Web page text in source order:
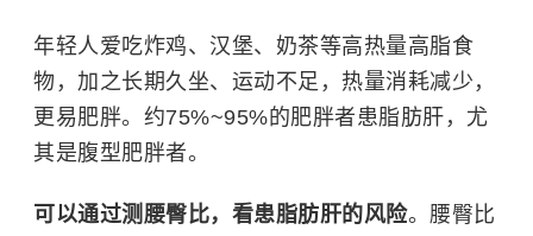
年轻人爱吃炸鸡、汉堡、奶茶等高热量高脂食
物，加之长期久坐、运动不足，热量消耗减少，
更易肥胖。约75%~95%的肥胖者患脂肪肝，尤
其是腹型肥胖者。
可以通过测腰臀比，看患脂肪肝的风险。腰臀比